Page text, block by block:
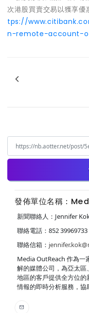
次港股買賣交易以獲享
tps://
n-remote-account-
發佈單位名稱：
新聞聯絡人：Jennifer
聯絡電話：852 39969733
聯絡信箱：
Media OutReach 作為一
解的媒體公司，為亞太
地區的客戶提供全方位
情報的即時分析服務，協